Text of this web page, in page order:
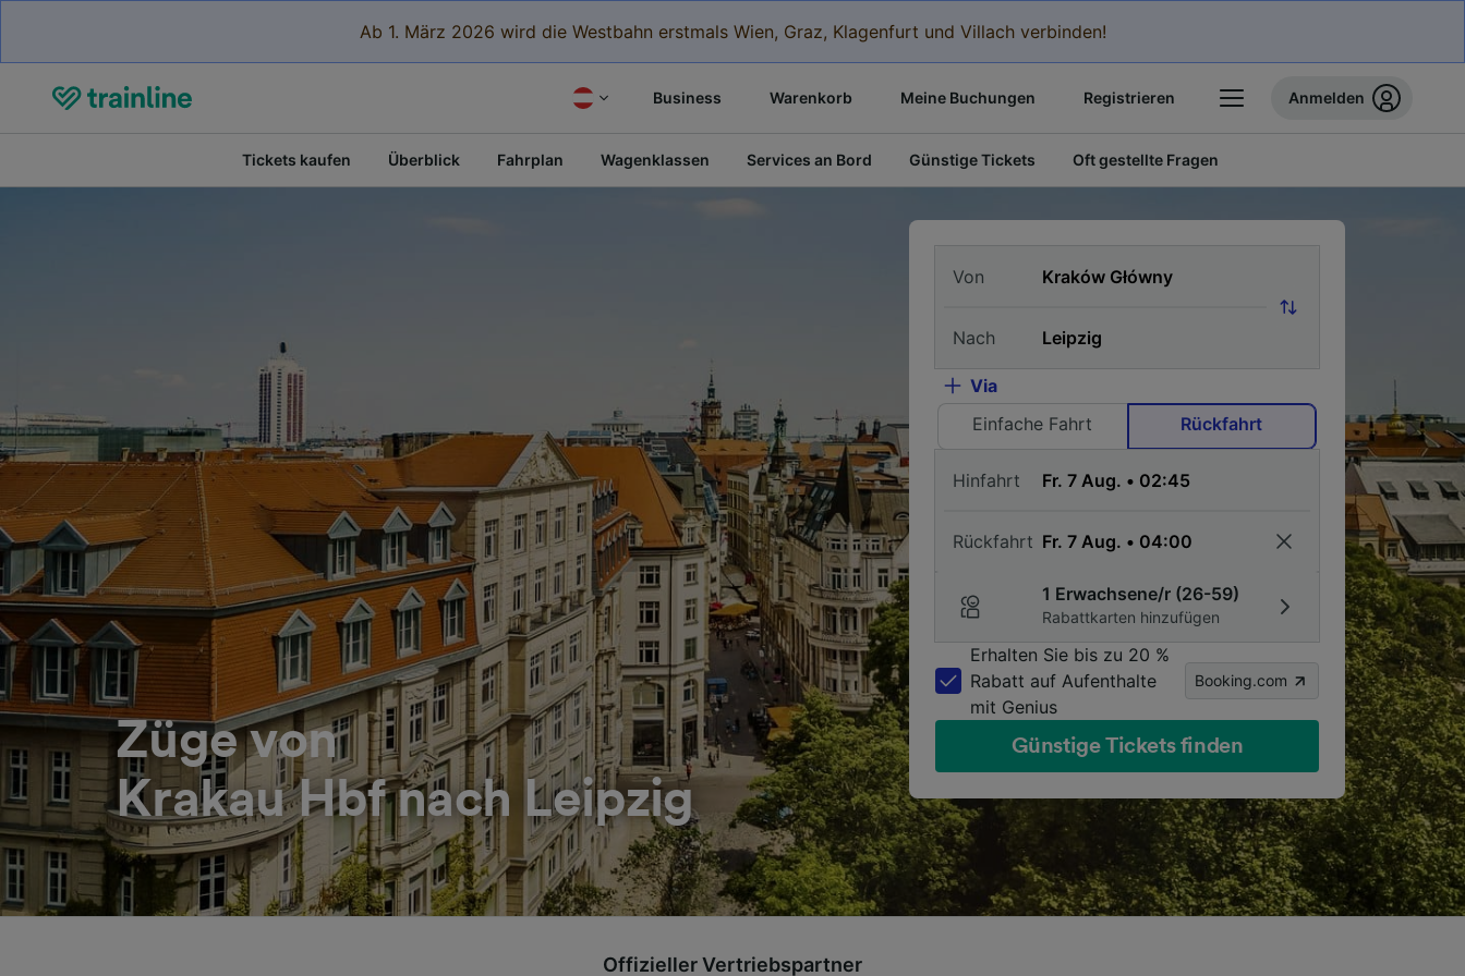
Ab 1. März 2026 wird die Westbahn erstmals Wien, Graz, Klagenfurt und Villach verbinden!
Business Warenkorb Meine Buchungen Registrieren Anmelden
Tickets kaufen Überblick Fahrplan Wagenklassen Services an Bord Günstige Tickets Oft gestellte Fragen
Züge von
Krakau Hbf nach Leipzig
Von
Nach
Via
Einfache Fahrt
Rückfahrt
Hinfahrt
Rückfahrt
1 Erwachsene/r (26-59)
Rabattkarten hinzufügen
Erhalten Sie bis zu 20 %
Rabatt auf Aufenthalte
mit Genius
Booking.com
Günstige Tickets finden
Offizieller Vertriebspartner